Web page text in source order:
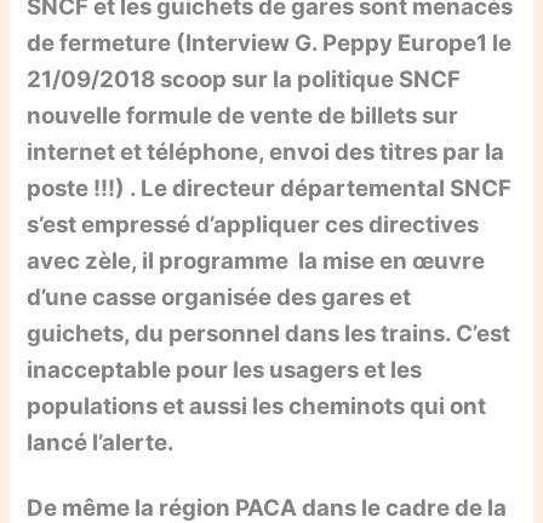
SNCF et les guichets de gares sont menacés
de fermeture (Interview G. Peppy Europe1 le
21/09/2018 scoop sur la politique SNCF
nouvelle formule de vente de billets sur
internet et téléphone, envoi des titres par la
poste !!!) . Le directeur départemental SNCF
s’est empressé d’appliquer ces directives
avec zèle, il programme la mise en œuvre
d’une casse organisée des gares et
guichets, du personnel dans les trains. C’est
inacceptable pour les usagers et les
populations et aussi les cheminots qui ont
lancé l’alerte.
De même la région PACA dans le cadre de la